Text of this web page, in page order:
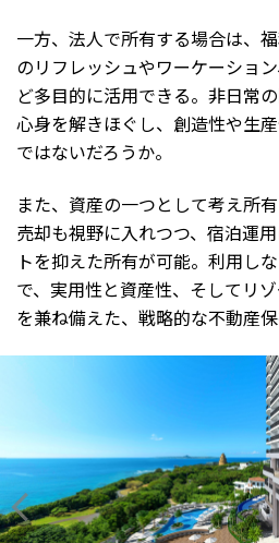
一方、法人で所有する場合は、
のリフレッシュやワーケーショ
ど多目的に活用できる。非日常
心身を解きほぐし、創造性や生
ではないだろうか。
また、資産の一つとして考え所
売却も視野に入れつつ、宿泊運
トを抑えた所有が可能。利用し
で、実用性と資産性、そしてリ
を兼ね備えた、戦略的な不動産保